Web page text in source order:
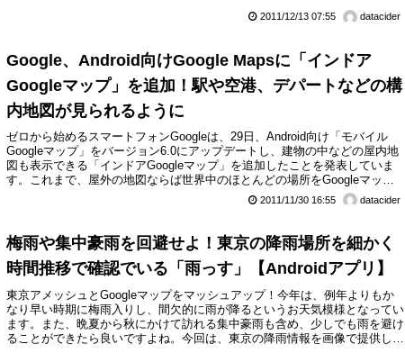
2011/12/13 07:55 datacider
Google、Android向けGoogle Mapsに「インドア
Googleマップ」を追加！駅や空港、デパートなどの構
内地図が見られるように
ゼロから始めるスマートフォンGoogleは、29日、Android向け「モバイル
Googleマップ」をバージョン6.0にアップデートし、建物の中などの屋内地
図も表示できる「インドアGoogleマップ」を追加したことを発表していま
す。これまで、屋外の地図ならば世界中のほとんどの場所をGoogleマップ
で見ることができましたが、インドアGoogleマップが追加されたことによ
り、駅や空港、デパートなどの構内地図まで閲覧することができるようにな
2011/11/30 16:55 datacider
梅雨や集中豪雨を回避せよ！東京の降雨場所を細かく
時間推移で確認でいる「雨っす」【Androidアプリ】
東京アメッシュとGoogleマップをマッシュアップ！今年は、例年よりもか
なり早い時期に梅雨入りし、間欠的に雨が降るというお天気模様となってい
ます。また、晩夏から秋にかけて訪れる集中豪雨も含め、少しでも雨を避け
ることができたら良いですよね。今回は、東京の降雨情報を画像で提供して